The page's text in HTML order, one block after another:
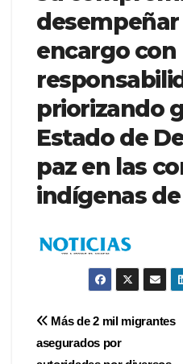
encargo con
priorizando
Estado de
paz en las
indígenas
Navegación
Más de 2 mil migrantes
asegurados por